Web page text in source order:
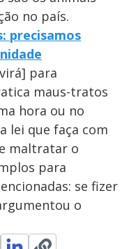
no país.
precisamos
para
maus-tratos
hora ou no
lei que faça com
maltratar o
para
se fizer
o